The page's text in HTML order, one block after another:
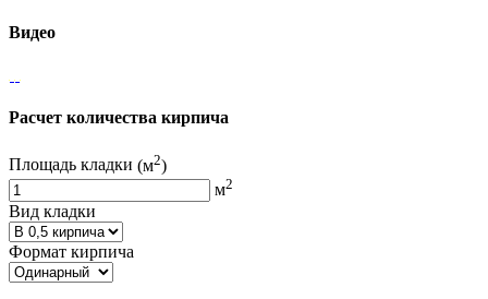
Видео
Расчет количества кирпича
Площадь кладки (м2)
м2
Вид кладки
Формат кирпича